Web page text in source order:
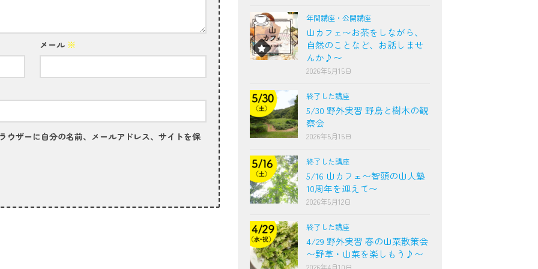
メール ※
ウザーに自分の名前、メールアドレス、サイトを保
年間講座・公開講座
山カフェ〜お茶をしながら、
自然のことなど、お話しませ
んか♪〜
2026年5月15日
終了した講座
5/30 野外実習 野鳥と樹木の観
察会
2026年5月15日
終了した講座
5/16 山カフェ〜智頭の山人塾
10周年を迎えて〜
2026年5月12日
終了した講座
4/29 野外実習 春の山菜散策会
〜野草・山菜を楽しもう♪〜